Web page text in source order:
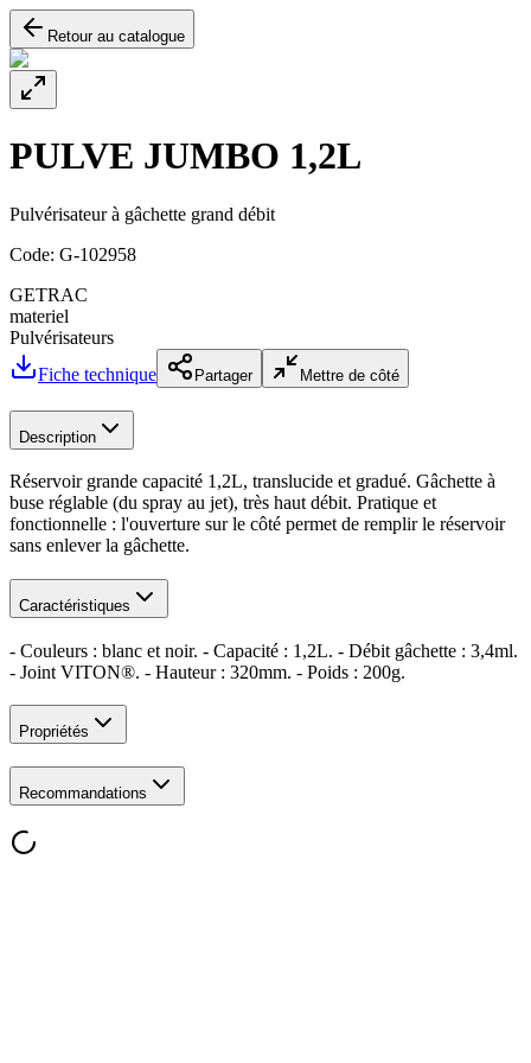
Retour au catalogue
PULVE JUMBO 1,2L
Pulvérisateur à gâchette grand débit
Code: G-102958
GETRAC
materiel
Pulvérisateurs
Fiche technique
Partager Mettre de côté
Description
Réservoir grande capacité 1,2L, translucide et gradué. Gâchette à
buse réglable (du spray au jet), très haut débit. Pratique et
fonctionnelle : l'ouverture sur le côté permet de remplir le réservoir
sans enlever la gâchette.
Caractéristiques
- Couleurs : blanc et noir. - Capacité : 1,2L. - Débit gâchette : 3,4ml.
- Joint VITON®. - Hauteur : 320mm. - Poids : 200g.
Propriétés
Recommandations